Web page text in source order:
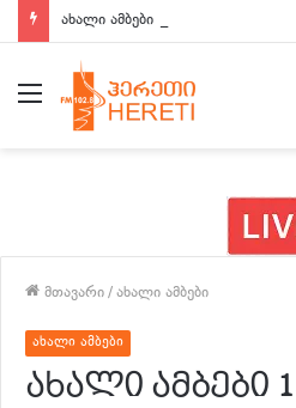
ახალი ამბები 15:00 საათზე
მენიუ
მთავარი/ახალი ამბები
ახალი ამბები
ახალი ამბები